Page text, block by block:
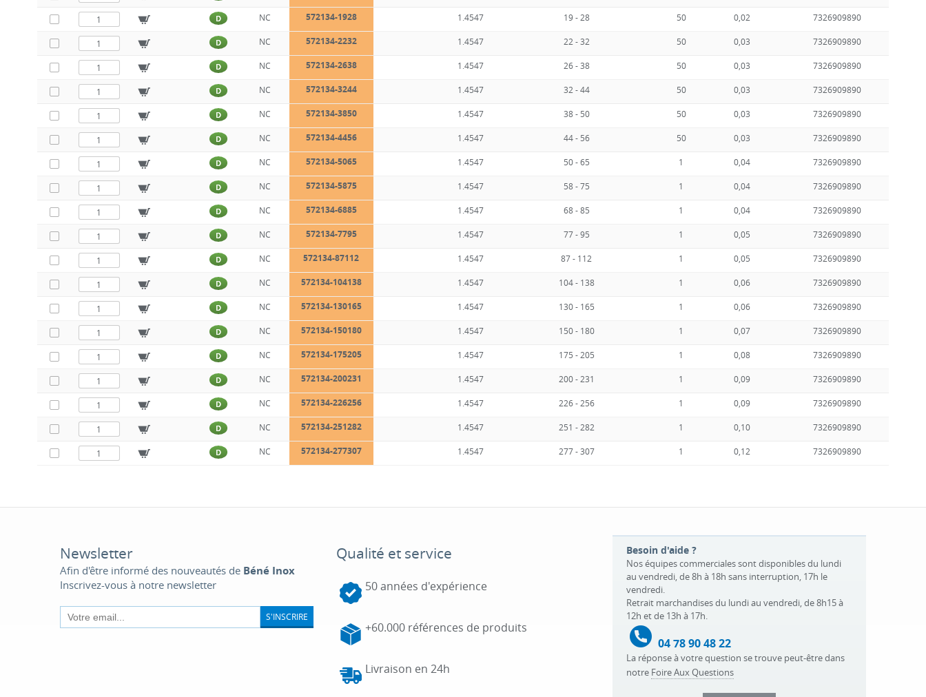
D NC 572134-1928 1.4547 19 - 28 50 0,02 7326909890
D NC 572134-2232 1.4547 22 - 32 50 0,03 7326909890
D NC 572134-2638 1.4547 26 - 38 50 0,03 7326909890
D NC 572134-3244 1.4547 32 - 44 50 0,03 7326909890
D NC 572134-3850 1.4547 38 - 50 50 0,03 7326909890
D NC 572134-4456 1.4547 44 - 56 50 0,03 7326909890
D NC 572134-5065 1.4547 50 - 65 1 0,04 7326909890
D NC 572134-5875 1.4547 58 - 75 1 0,04 7326909890
D NC 572134-6885 1.4547 68 - 85 1 0,04 7326909890
D NC 572134-7795 1.4547 77 - 95 1 0,05 7326909890
D NC 572134-87112 1.4547 87 - 112 1 0,05 7326909890
D NC 572134-104138 1.4547 104 - 138 1 0,06 7326909890
D NC 572134-130165 1.4547 130 - 165 1 0,06 7326909890
D NC 572134-150180 1.4547 150 - 180 1 0,07 7326909890
D NC 572134-175205 1.4547 175 - 205 1 0,08 7326909890
D NC 572134-200231 1.4547 200 - 231 1 0,09 7326909890
D NC 572134-226256 1.4547 226 - 256 1 0,09 7326909890
D NC 572134-251282 1.4547 251 - 282 1 0,10 7326909890
D NC 572134-277307 1.4547 277 - 307 1 0,12 7326909890
Newsletter
Afin d'être informé des nouveautés de Béné Inox
Inscrivez-vous à notre newsletter
S'INSCRIRE
Qualité et service
50 années d'expérience
+60.000 références de produits
Livraison en 24h
Besoin d'aide ?
Nos équipes commerciales sont disponibles du lundi
au vendredi, de 8h à 18h sans interruption, 17h le
vendredi.
Retrait marchandises du lundi au vendredi, de 8h15 à
12h et de 13h à 17h.
04 78 90 48 22
La réponse à votre question se trouve peut-être dans
notre Foire Aux Questions